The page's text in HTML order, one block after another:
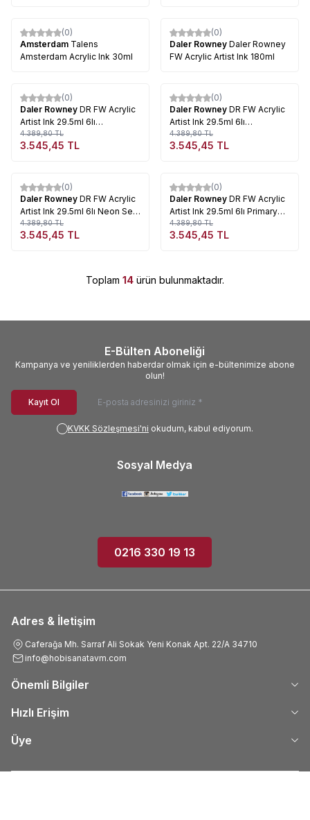
(0)
Amsterdam Talens
Amsterdam Acrylic Ink 30ml
(0)
Daler Rowney Daler Rowney
FW Acrylic Artist Ink 180ml
%19
(0)
Daler Rowney DR FW Acrylic
Artist Ink 29.5ml 6lı
Shimmering Set 160110006
4.389,80TL
3.545,45 TL
%19
(0)
Daler Rowney DR FW Acrylic
Artist Ink 29.5ml 6lı
Pearlescent Set 603200006
4.389,80TL
3.545,45 TL
%19
(0)
Daler Rowney DR FW Acrylic
Artist Ink 29.5ml 6lı Neon Set
160329006
4.389,80TL
3.545,45 TL
%19
(0)
Daler Rowney DR FW Acrylic
Artist Ink 29.5ml 6lı Primary
Set 160100006
4.389,80TL
3.545,45 TL
Toplam 14 ürün bulunmaktadır.
E-Bülten Aboneliği
Kampanya ve yeniliklerden haberdar olmak için e-bültenimize abone
olun!
Kayıt Ol
KVKK Sözleşmesi'ni okudum, kabul ediyorum.
Sosyal Medya
0216 330 19 13
Adres & İletişim
Caferağa Mh. Sarraf Ali Sokak Yeni Konak Apt. 22/A 34710
info@hobisanatavm.com
Önemli Bilgiler
Hızlı Erişim
Üye